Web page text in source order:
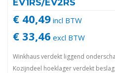
EV1RS/EV2RS
€ 40,49 incl BTW
€ 33,46 excl BTW
Winkhaus verdekt liggend
Kozijndeel hoeklager verdekt